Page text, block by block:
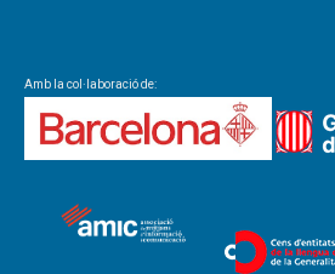
Amb la col·laboració de: